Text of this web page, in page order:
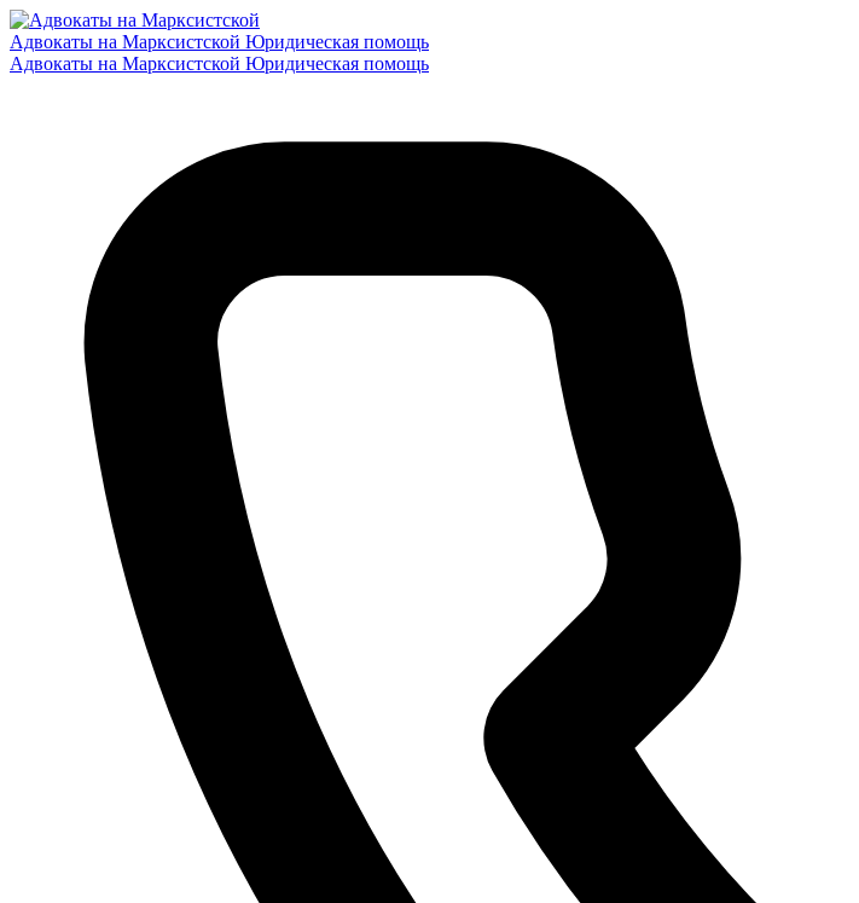
Адвокаты на Марксистской Юридическая помощь
Адвокаты на Марксистской Юридическая помощь